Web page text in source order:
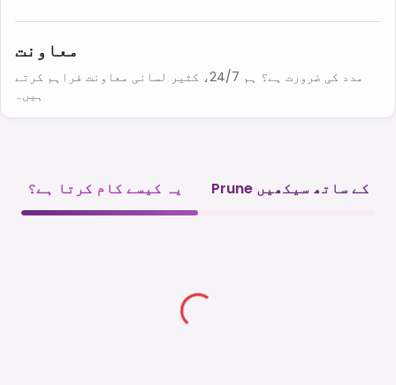
معاونت
مدد کی ضرورت ہے؟ ہم 24/7، کثیر لسانی معاونت فراہم کرتے
ہیں۔
یہ کیسے کام کرتا ہے؟ Prune کے ساتھ سیکھیں